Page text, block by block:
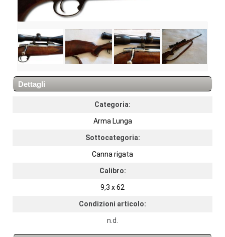
Dettagli
Categoria:
Arma Lunga
Sottocategoria:
Canna rigata
Calibro:
9,3 x 62
Condizioni articolo:
n.d.